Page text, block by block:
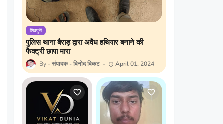
शिवपुरी
पुलिस थाना बैराड़ द्वारा अवैध हथियार बनाने की
फैक्ट्री छापा मारा
संपादक - विनोद विकट April 01, 2024